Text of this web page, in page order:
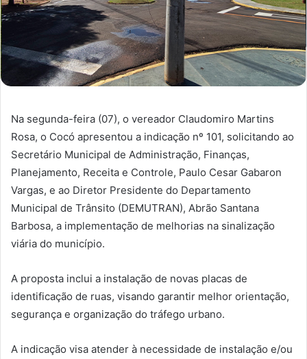
Na segunda-feira (07), o vereador Claudomiro Martins
Rosa, o Cocó apresentou a indicação nº 101, solicitando ao
Secretário Municipal de Administração, Finanças,
Planejamento, Receita e Controle, Paulo Cesar Gabaron
Vargas, e ao Diretor Presidente do Departamento
Municipal de Trânsito (DEMUTRAN), Abrão Santana
Barbosa, a implementação de melhorias na sinalização
viária do município.
A proposta inclui a instalação de novas placas de
identificação de ruas, visando garantir melhor orientação,
segurança e organização do tráfego urbano.
A indicação visa atender à necessidade de instalação e/ou